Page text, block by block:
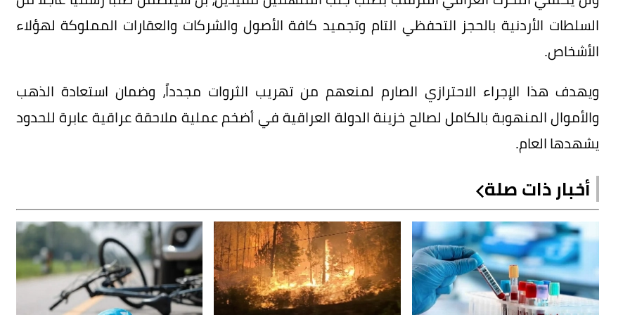
السلطات الأردنية بالحجز التحفظي التام وتجميد كافة الأصول والشركات والعقارات المملوكة لهؤلاء
الأشخاص.
ويهدف هذا الإجراء الاحترازي الصارم لمنعهم من تهريب الثروات مجدداً، وضمان استعادة الذهب
والأموال المنهوبة بالكامل لصالح خزينة الدولة العراقية في أضخم عملية ملاحقة عراقية عابرة للحدود
يشهدها العام.
أخبار ذات صلة